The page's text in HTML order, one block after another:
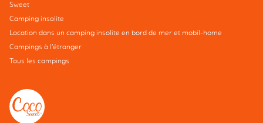
Sweet
Camping insolite
Location dans un camping insolite en bord de mer et mobil-home
Campings à l’étranger
Tous les campings